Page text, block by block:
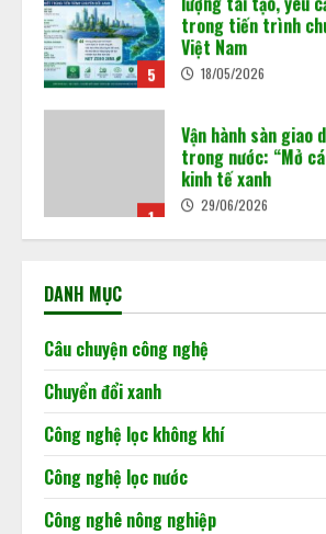
5
trong tiến trình
Việt Nam
18/05/2026
1
Vận hành sàn giao
trong nước: “Mở
kinh tế xanh
29/06/2026
2
khung pháp lý mới
ban hành tại Nghị
180/2026/NĐ-CP.
3
Khi dấu chân
doanh nghiệp đi
DANH MỤC
Câu chuyện công nghệ
Chuyển đổi xanh
Công nghệ lọc không khí
Công nghệ lọc nước
Công nghê nông nghiệp